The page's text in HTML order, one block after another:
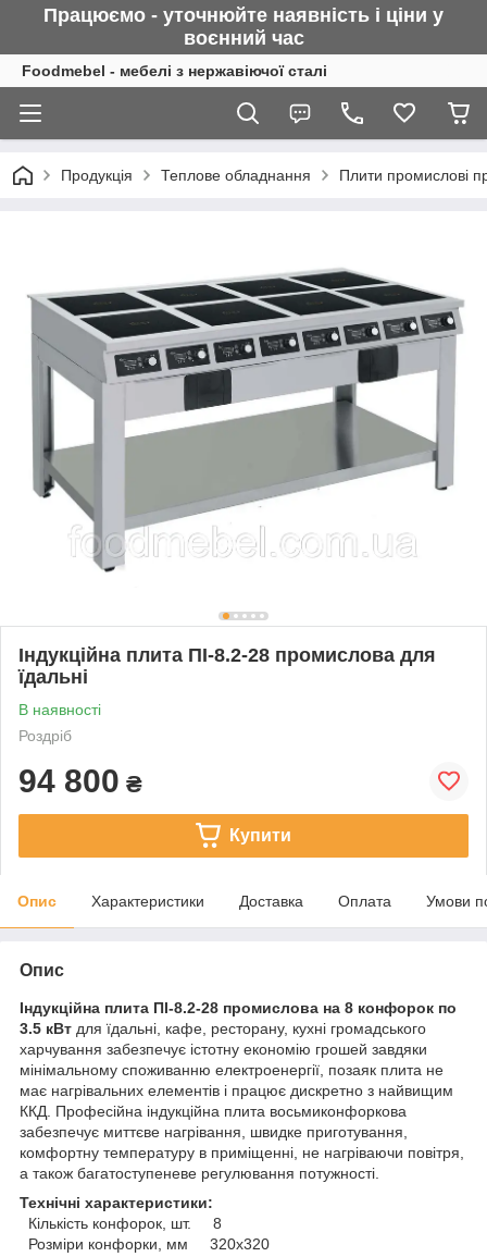
Працюємо - уточнюйте наявність і ціни у
воєнний час
Foodmebel - мебелі з нержавіючої сталі
Продукція Теплове обладнання Плити промислові
Індукційна плита ПІ-8.2-28 промислова для
їдальні
В наявності
Роздріб
94 800 ₴
Купити
Опис Характеристики Доставка Оплата Умови
Опис
Індукційна плита ПІ-8.2-28 промислова на 8 конфорок по
3.5 кВт для їдальні, кафе, ресторану, кухні громадського
харчування забезпечує істотну економію грошей завдяки
мінімальному споживанню електроенергії, позаяк плита не
має нагрівальних елементів і працює дискретно з найвищим
ККД. Професійна індукційна плита восьмиконфоркова
забезпечує миттєве нагрівання, швидке приготування,
комфортну температуру в приміщенні, не нагріваючи повітря,
а також багатоступеневе регулювання потужності.
Технічні характеристики:
Кількість конфорок, шт. 8
Розміри конфорки, мм 320х320